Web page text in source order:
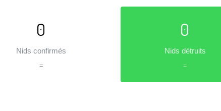
0
Nids confirmés
=
0
Nids détruits
=